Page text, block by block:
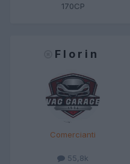
170CP
F l o r i n
Comercianti
55,8k